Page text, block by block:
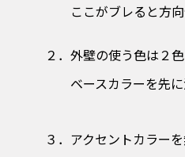
ここがブレると方向
２．外壁の使う色は２
ベースカラーを先に
３．アクセントカラー